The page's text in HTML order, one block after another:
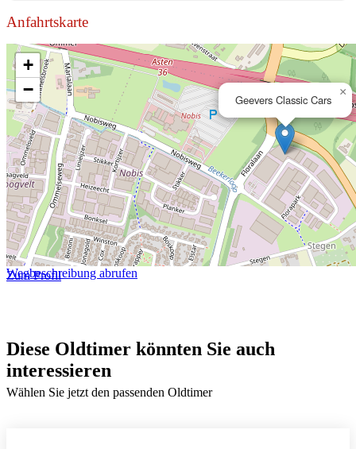
Anfahrtskarte
Geevers Classic Cars
×
+
−
Wegbeschreibung abrufen
Zum Profil
Diese Oldtimer könnten Sie auch
interessieren
Wählen Sie jetzt den passenden Oldtimer